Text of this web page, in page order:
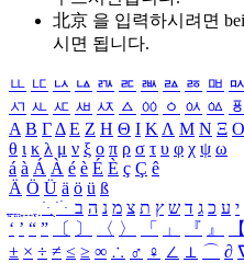
北京 을 입력하시려면
시면 됩니다.
ㅥ ㅦ ㅧ ㅨ ㅩ ㅪ ㅫ ㅬ ㅭ ㅮ ㅯ
ㅺ ㅻ ㅼ ㅽ ㅾ ㅿ ㆀ ㆁ ㆂ ㆃ ㆄ
Α Β ΓΔ Ε Ζ Η Θ Ι ΚΛ Μ Ν Ξ Ο
θ ι κ λ μ ν ξ ο π ρ σ τ υ φ χ ψ ω
á à Á À é è É È ç Ç ê
Ä Ö Ü ä ö ü ß
ִֶֹ ֻּ ׁׂ י ע כ ג ד ש ץ ת צ מ נ ה ב
‘ ’ “ ” 〔 〕 〈 〉 「 」 『 』 【
± × ÷ ≠ ≤ ≥ ∞ ∴ ♂ ♀ ∠ ⊥ ⌒ ∂